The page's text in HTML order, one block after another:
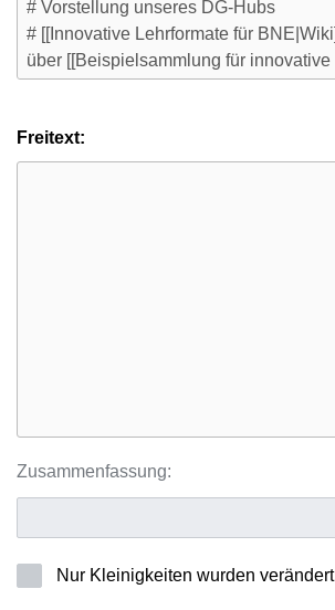
Freitext:
Zusammenfassung:
Nur Kleinigkeiten wurden verändert